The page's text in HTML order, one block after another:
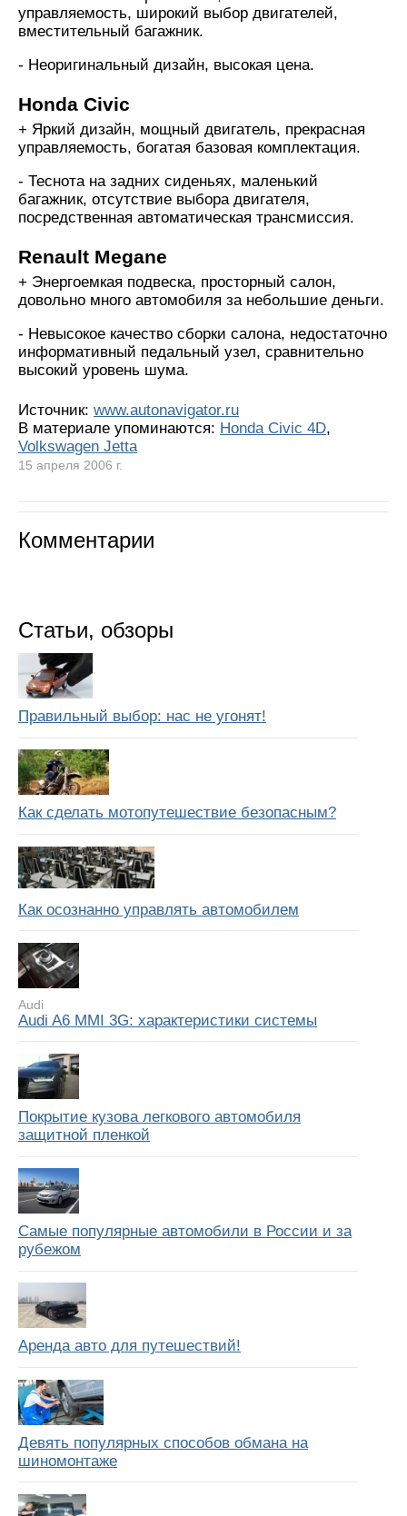
управляемость, широкий выбор двигателей,
вместительный багажник.
- Неоригинальный дизайн, высокая цена.
Honda Civic
+ Яркий дизайн, мощный двигатель, прекрасная
управляемость, богатая базовая комплектация.
- Теснота на задних сиденьях, маленький
багажник, отсутствие выбора двигателя,
посредственная автоматическая трансмиссия.
Renault Megane
+ Энергоемкая подвеска, просторный салон,
довольно много автомобиля за небольшие деньги.
- Невысокое качество сборки салона, недостаточно
информативный педальный узел, сравнительно
высокий уровень шума.
Источник: www.autonavigator.ru
В материале упоминаются: Honda Civic 4D,
Volkswagen Jetta
15 апреля 2006 г.
Комментарии
Статьи, обзоры
Правильный выбор: нас не угонят!
Как сделать мотопутешествие безопасным?
Как осознанно управлять автомобилем
Audi
Audi A6 MMI 3G: характеристики системы
Покрытие кузова легкового автомобиля
защитной пленкой
Самые популярные автомобили в России и за
рубежом
Аренда авто для путешествий!
Девять популярных способов обмана на
шиномонтаже